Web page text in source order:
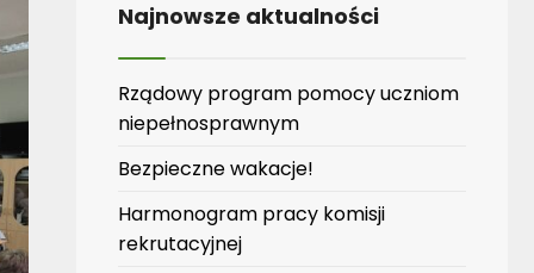
Najnowsze aktualności
Rządowy program pomocy uczniom
niepełnosprawnym
Bezpieczne wakacje!
Harmonogram pracy komisji
rekrutacyjnej